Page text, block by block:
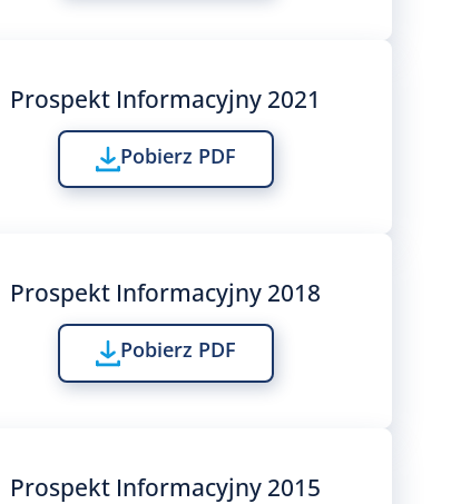
Prospekt Informacyjny 2021
Pobierz PDF
Prospekt Informacyjny 2018
Pobierz PDF
Prospekt Informacyjny 2015